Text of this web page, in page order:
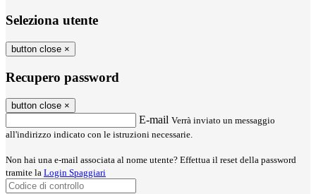
Seleziona utente
button close ×
Recupero password
button close ×
E-mail Verrà inviato un messaggio
all'indirizzo indicato con le istruzioni necessarie.
Non hai una e-mail associata al nome utente? Effettua il reset della password
tramite la Login Spaggiari